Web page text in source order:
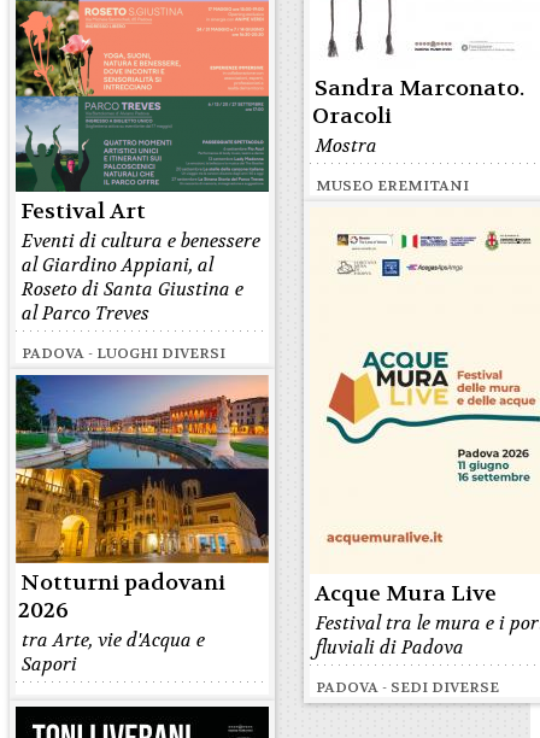
Sandra Marconato.
Oracoli
Mostra
MUSEO EREMITANI
Festival Art
Eventi di cultura e benessere
al Giardino Appiani, al
Roseto di Santa Giustina e
al Parco Treves
PADOVA - LUOGHI DIVERSI
Acque Mura Live
Festival tra le mura e i
fluviali di Padova
PADOVA - SEDI DIVERSE
Notturni padovani
2026
tra Arte, vie d'Acqua e
Sapori